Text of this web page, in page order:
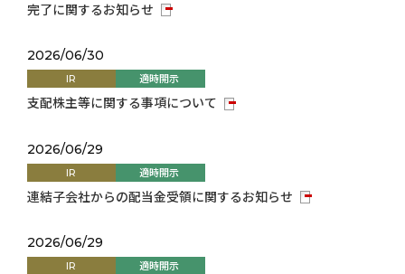
完了に関するお知らせ
2026/06/30
IR 適時開示
支配株主等に関する事項について
2026/06/29
IR 適時開示
連結子会社からの配当金受領に関するお知らせ
2026/06/29
IR 適時開示